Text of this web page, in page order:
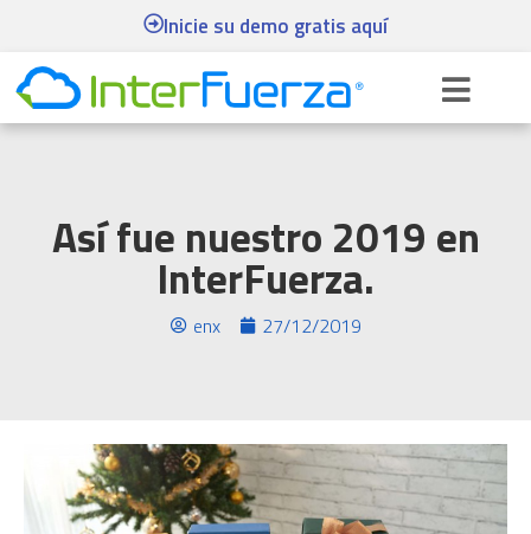
Inicie su demo gratis aquí
Así fue nuestro 2019 en
InterFuerza.
enx 27/12/2019